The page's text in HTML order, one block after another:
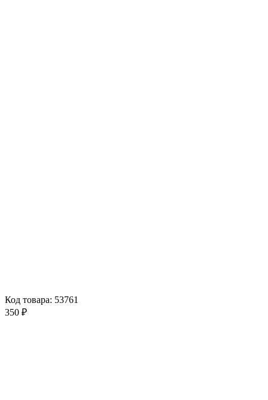
Код товара: 53761
350 ₽